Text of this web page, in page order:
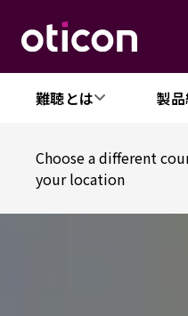
難聴とは 製
Choose a different
your location